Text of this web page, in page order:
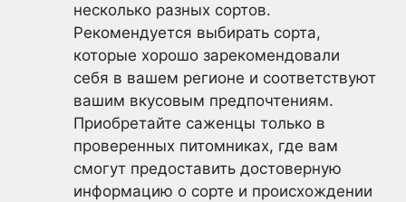
несколько разных сортов.
Рекомендуется выбирать сорта,
которые хорошо зарекомендовали
себя в вашем регионе и соответствуют
вашим вкусовым предпочтениям.
Приобретайте саженцы только в
проверенных питомниках, где вам
смогут предоставить достоверную
информацию о сорте и происхождении